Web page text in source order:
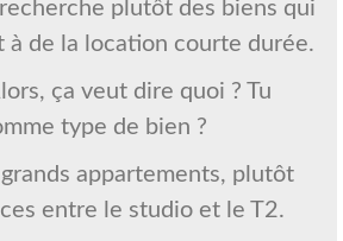
plutôt des biens qui
à de la location courte durée.
ça veut dire quoi ? Tu
type de bien ?
grands appartements, plutôt
entre le studio et le T2.